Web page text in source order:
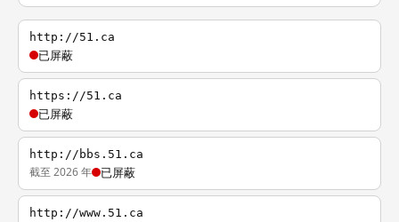
http://51.ca
已屏蔽
https://51.ca
已屏蔽
http://bbs.51.ca
截至 2026 年 已屏蔽
http://www.51.ca